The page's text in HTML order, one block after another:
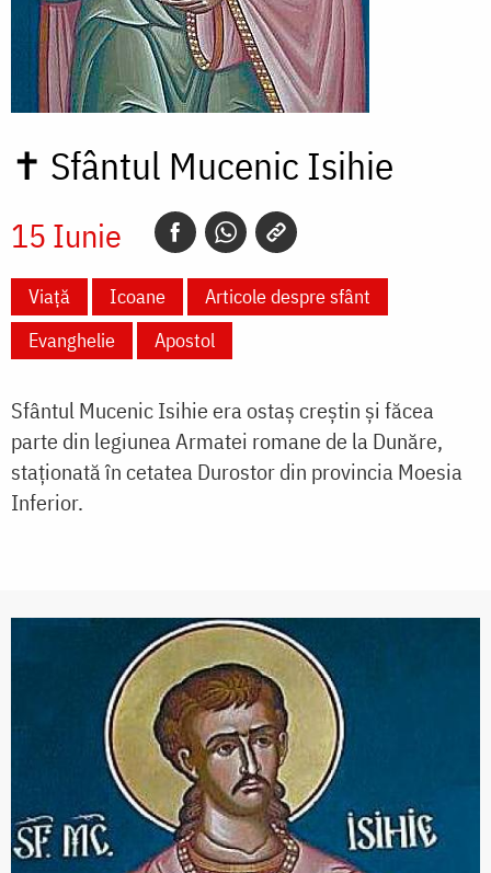
✝ Sfântul Mucenic Isihie
15 Iunie
Viață Icoane
Articole despre sfânt
Evanghelie
Apostol
Sfântul Mucenic Isihie era ostaș creștin și făcea
parte din legiunea Armatei romane de la Dunăre,
staționată în cetatea Durostor din provincia Moesia
Inferior.